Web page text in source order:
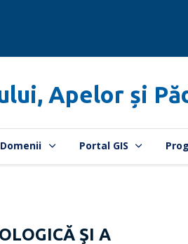
Apelor și
Domenii Portal GIS
ŞI A